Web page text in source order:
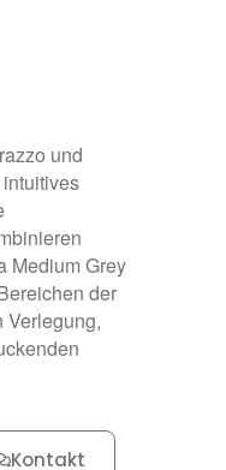
und
Medium Grey
der
Verlegung,
Kontakt